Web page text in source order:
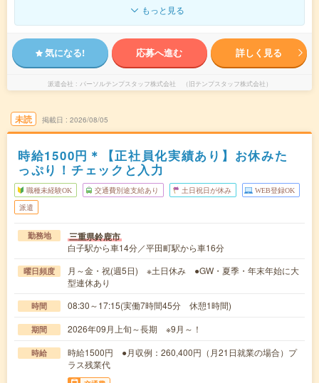
もっと見る
気になる! 応募へ進む 詳しく見る
派遣会社 パーソルテンプスタッフ株式会社 （旧テンプスタッフ株式会社）
未読 掲載日 2026/08/05
時給1500円＊【正社員化実績あり】お休みた
っぷり！チェックと入力
職種未経験OK 交通費別途支給あり 土日祝日が休み WEB登録OK
派遣
勤務地 三重県鈴鹿市
白子駅から車14分／平田町駅から車16分
曜日頻度
月～金・祝(週5日) ※土日休み ●GW・夏季・年末年始に大
型連休あり
時間 08:30～17:15(実働7時間45分 休憩1時間)
期間 2026年09月上旬～長期 ※9月～！
時給
時給1500円 ●月収例：260,400円（月21日就業の場合）プ
ラス残業代